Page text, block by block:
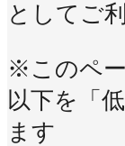
としてご
※このペ
以下を「
ます